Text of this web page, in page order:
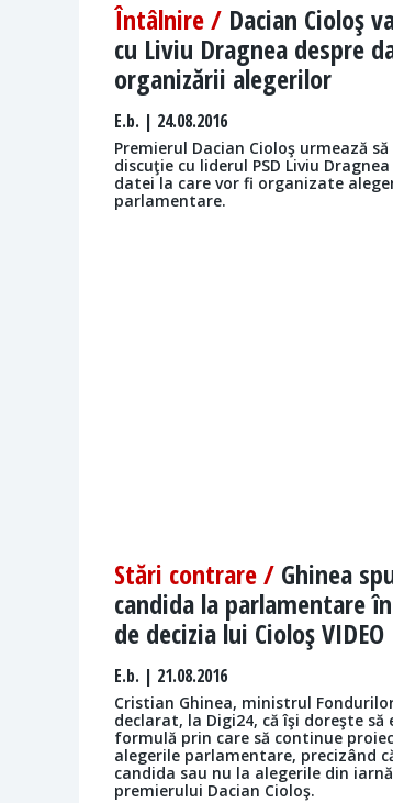
Întâlnire / Dacian Cioloş
cu Liviu Dragnea despre
organizării alegerilor
E.b. | 24.08.2016
Premierul Dacian Cioloş urmează să
discuţie cu liderul PSD Liviu
datei la care vor fi organizate
parlamentare.
Stări contrare / Ghinea
candida la parlamentare
de decizia lui Cioloş VIDEO
E.b. | 21.08.2016
Cristian Ghinea, ministrul
declarat, la Digi24, că îşi doreşte să
formulă prin care să continue
alegerile parlamentare, precizând
candida sau nu la alegerile din
premierului Dacian Cioloş.